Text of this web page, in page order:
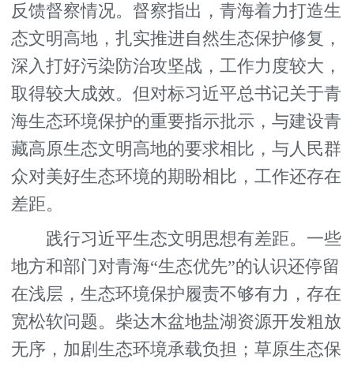
反馈督察情况。督察指出，青海着力打造生
态文明高地，扎实推进自然生态保护修复，
深入打好污染防治攻坚战，工作力度较大，
取得较大成效。但对标习近平总书记关于青
海生态环境保护的重要指示批示，与建设青
藏高原生态文明高地的要求相比，与人民群
众对美好生态环境的期盼相比，工作还存在
差距。
践行习近平生态文明思想有差距。一些
地方和部门对青海“生态优先”的认识还停留
在浅层，生态环境保护履责不够有力，存在
宽松软问题。柴达木盆地盐湖资源开发粗放
无序，加剧生态环境承载负担；草原生态保